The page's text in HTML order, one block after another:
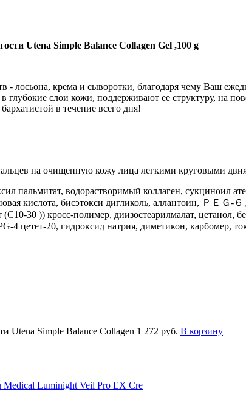
Utena Simple Balance Collagen Gel ,100 g
- лосьона, крема и сыворотки, благодаря чему Ваш
глубокие слои кожи, поддерживают ее структуру, на
в течение всего дня!
на очищенную кожу лица легкими круговыми
пальмитат, водорастворимый коллаген, сукциноил
кислота, бисэтокси дигликоль, аллантоин, ＰＥＧ
30 )) кросс-полимер, диизостеарилмалат, цетанол,
4 цетет-20, гидроксид натрия, диметикон, карбомер,
Utena Simple Balance Collagen 1 272 руб. В корзину
Medical Luminight Veil Pro EX Cre